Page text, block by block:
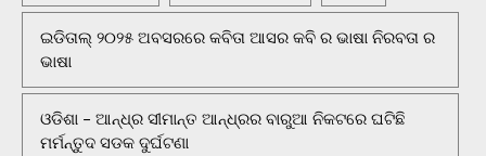
ଇଡିତାଲ୍ ୨୦୨୫ ଅବସରରେ କବିତା ଆସର କବି ର ଭାଷା ନିରବତା ର
ଭାଷା
ଓଡିଶା - ଆନ୍ଧ୍ର ସୀମାନ୍ତ ଆନ୍ଧ୍ରର ବାରୁଆ ନିକଟରେ ଘଟିଛି
ମର୍ମନ୍ତୁଦ ସଡକ ଦୁର୍ଘଟଣା